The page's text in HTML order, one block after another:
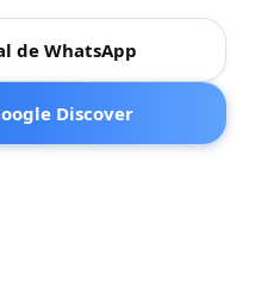
de WhatsApp
Discover